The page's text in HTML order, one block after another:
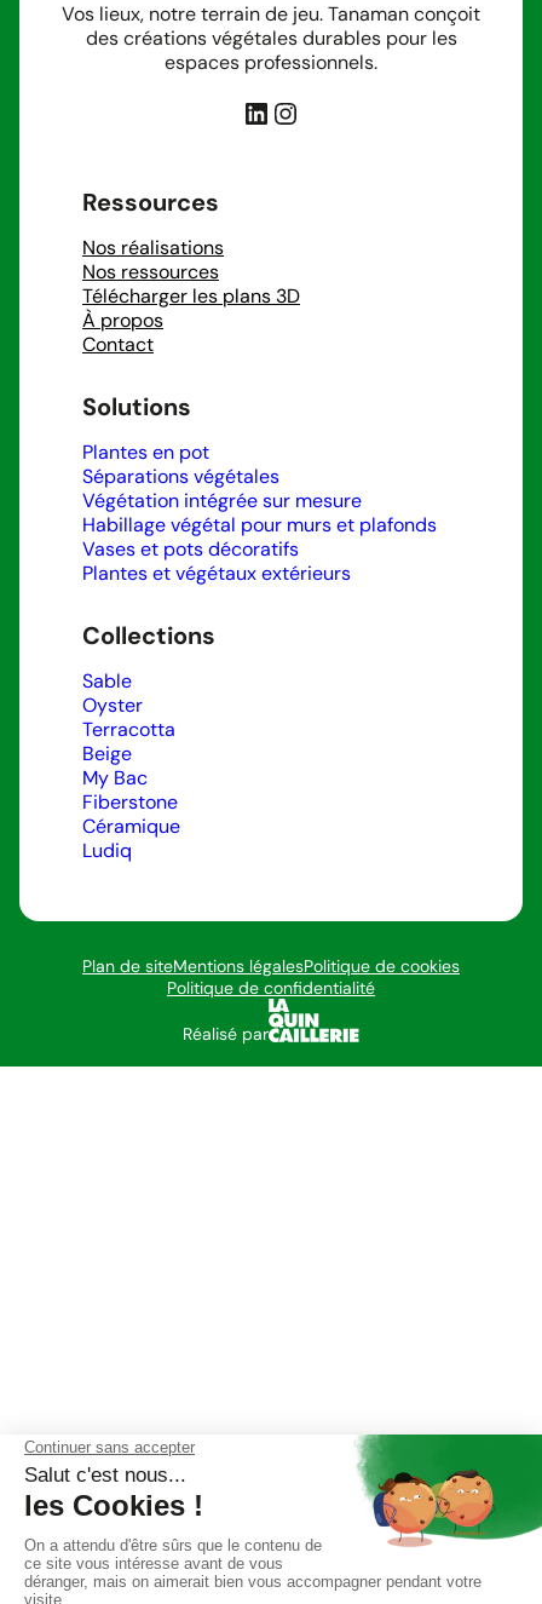
Vos lieux, notre terrain de jeu. Tanaman conçoit
des créations végétales durables pour les
espaces professionnels.
LinkedIn
Instagram
Ressources
Nos réalisations
Nos ressources
Télécharger les plans 3D
À propos
Contact
Solutions
Plantes en pot
Séparations végétales
Végétation intégrée sur mesure
Habillage végétal pour murs et plafonds
Vases et pots décoratifs
Plantes et végétaux extérieurs
Collections
Sable
Oyster
Terracotta
Beige
My Bac
Fiberstone
Céramique
Ludiq
Plan de siteMentions légalesPolitique de cookies
Politique de confidentialité
Réalisé par